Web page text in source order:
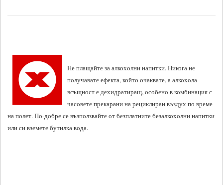
Не плащайте за алкохолни напитки. Никога не
получавате ефекта, който очаквате, а алкохола
всъщност е дехидратиращ, особено в комбинация с
часовете прекарани на рециклиран въздух по време
на полет. По-добре се възползвайте от безплатните безалкохолни напитки
или си вземете бутилка вода.